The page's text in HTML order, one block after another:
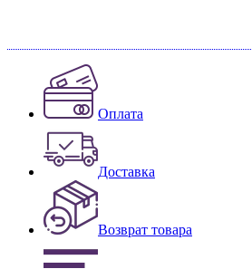
Оплата
Доставка
Возврат товара